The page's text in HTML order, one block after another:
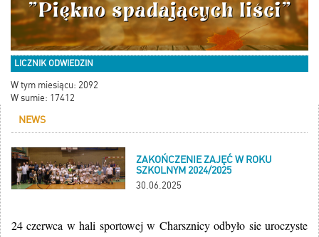
LICZNIK ODWIEDZIN
W tym miesiącu: 2092
W sumie: 17412
NEWS
ZAKOŃCZENIE ZAJĘĆ W ROKU
SZKOLNYM 2024/2025
30.06.2025
24 czerwca w hali sportowej w Charsznicy odbyło sie uroczyste